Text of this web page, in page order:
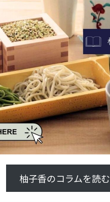
柚子香のコラムを読む